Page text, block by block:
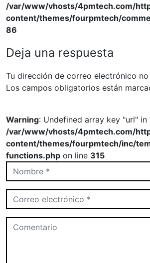
/var/www/vhosts/4pmtech.com/
content/themes/fourpmtech/
86
Deja una respuesta
Tu dirección de correo electrónico
Los campos obligatorios están
Warning: Undefined array key "url" in
/var/www/vhosts/4pmtech.com/
content/themes/fourpmtech/inc/
functions.php on line 315